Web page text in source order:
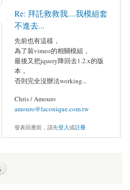
Re: 拜託救救我....我模組套
不進去...
先前也有這樣，
為了裝vimeo的相關模組，
最後又把jquery降回去1.2.x的版
本，
否則完全沒辦法working...
Chris / Amouro
amouro@laconique.com.tw
發表回應前，請先登入或註冊